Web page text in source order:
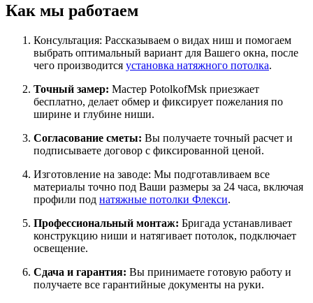
Как мы работаем
Консультация: Рассказываем о видах ниш и помогаем
выбрать оптимальный вариант для Вашего окна, после
чего производится установка натяжного потолка.
Точный замер: Мастер PotolkofMsk приезжает
бесплатно, делает обмер и фиксирует пожелания по
ширине и глубине ниши.
Согласование сметы: Вы получаете точный расчет и
подписываете договор с фиксированной ценой.
Изготовление на заводе: Мы подготавливаем все
материалы точно под Ваши размеры за 24 часа, включая
профили под натяжные потолки Флекси.
Профессиональный монтаж: Бригада устанавливает
конструкцию ниши и натягивает потолок, подключает
освещение.
Сдача и гарантия: Вы принимаете готовую работу и
получаете все гарантийные документы на руки.